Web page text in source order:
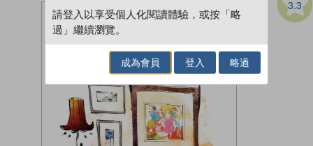
3.3
請登入以享受個人化閱讀體驗，或按「略
過」繼續瀏覽。
成為會員 登入 略過